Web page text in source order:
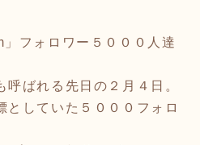
フォロワー５０００人達
ばれる先日の２月４日。
としていた５０００フォロ